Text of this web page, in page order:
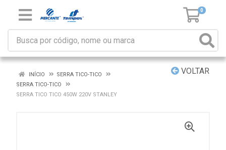
0
VOLTAR
INÍCIO
SERRA TICO-TICO
SERRA TICO-TICO
SERRA TICO TICO 450W 220V STANLEY